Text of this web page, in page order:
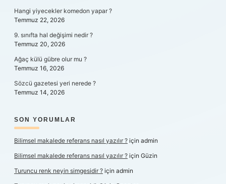
Hangi yiyecekler komedon yapar ?
Temmuz 22, 2026
9. sınıfta hal değişimi nedir ?
Temmuz 20, 2026
Ağaç külü gübre olur mu ?
Temmuz 16, 2026
Sözcü gazetesi yeri nerede ?
Temmuz 14, 2026
SON YORUMLAR
Bilimsel makalede referans nasıl yazılır ? için admin
Bilimsel makalede referans nasıl yazılır ? için Güzin
Turuncu renk neyin simgesidir ? için admin